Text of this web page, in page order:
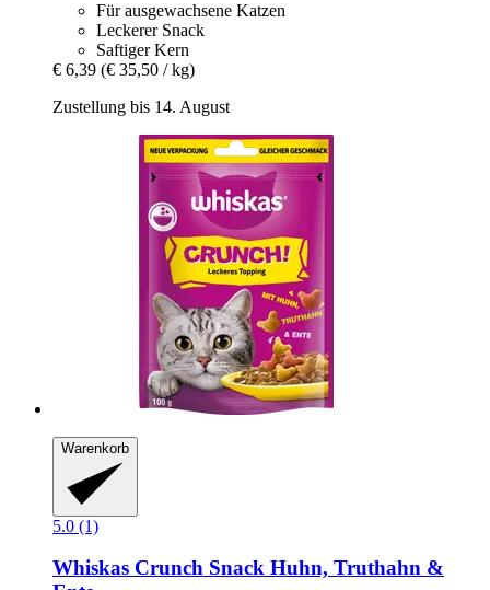
Für ausgewachsene Katzen
Leckerer Snack
Saftiger Kern
€ 6,39 (€ 35,50 / kg)
Zustellung bis 14. August
Warenkorb
5.0 (1)
Whiskas Crunch Snack Huhn, Truthahn &